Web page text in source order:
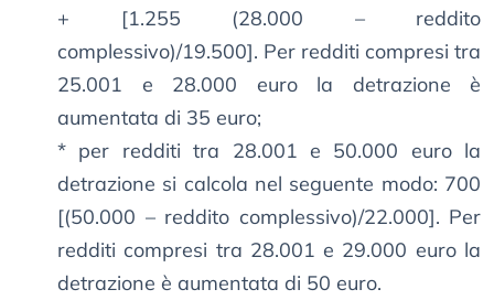
+ [1.255 (28.000 – reddito
complessivo)/19.500]. Per redditi compresi tra
25.001 e 28.000 euro la detrazione è
aumentata di 35 euro;
* per redditi tra 28.001 e 50.000 euro la
detrazione si calcola nel seguente modo: 700
[(50.000 – reddito complessivo)/22.000]. Per
redditi compresi tra 28.001 e 29.000 euro la
detrazione è aumentata di 50 euro.